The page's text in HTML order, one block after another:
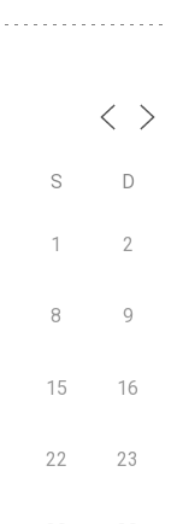
S D
1 2
8 9
15 16
22 23